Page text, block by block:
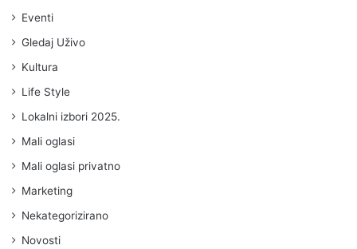
Eventi
Gledaj Uživo
Kultura
Life Style
Lokalni izbori 2025.
Mali oglasi
Mali oglasi privatno
Marketing
Nekategorizirano
Novosti